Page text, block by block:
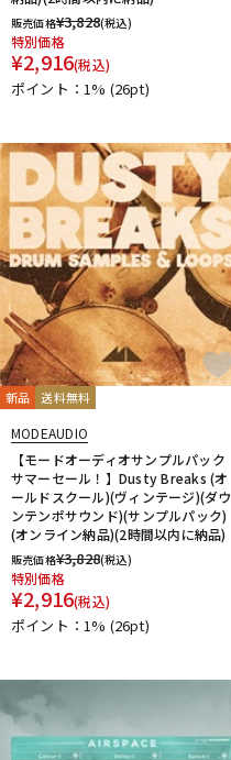
販売価格¥3,828(税込)
特別価格
¥2,916(税込)
ポイント：1% (26pt)
新品 送料無料
MODEAUDIO
【モードオーディオサンプルパック
サマーセール！】Dusty Breaks (オ
ールドスクール)(ヴィンテージ)(ダウ
ンテンポサウンド)(サンプルパック)
(オンライン納品)(2時間以内に納品)
販売価格¥3,828(税込)
特別価格
¥2,916(税込)
ポイント：1% (26pt)